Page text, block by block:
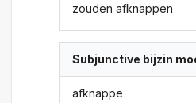
zouden afknappen
Subjunctive bijzin
afknappe